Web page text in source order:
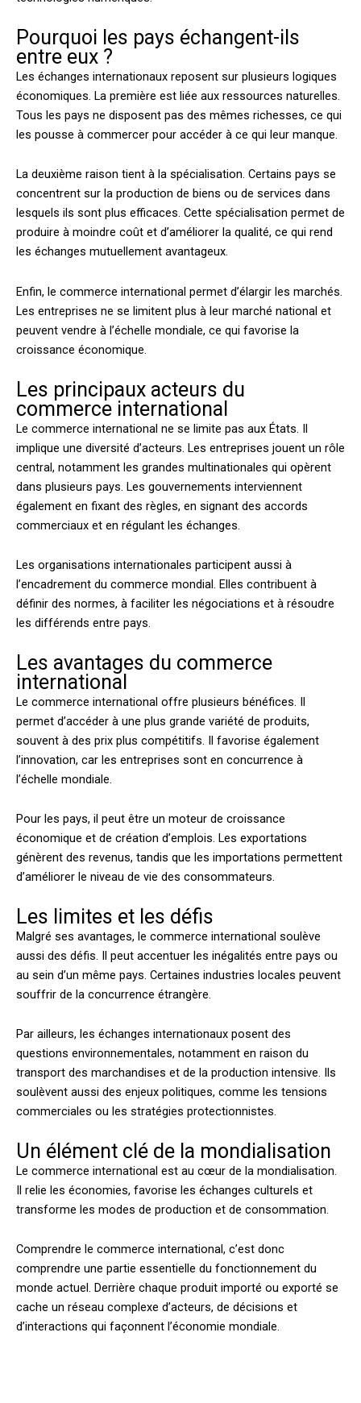
Pourquoi les pays échangent-ils
entre eux ?
Les échanges internationaux reposent sur plusieurs logiques
économiques. La première est liée aux ressources naturelles.
Tous les pays ne disposent pas des mêmes richesses, ce qui
les pousse à commercer pour accéder à ce qui leur manque.
La deuxième raison tient à la spécialisation. Certains pays se
concentrent sur la production de biens ou de services dans
lesquels ils sont plus efficaces. Cette spécialisation permet de
produire à moindre coût et d’améliorer la qualité, ce qui rend
les échanges mutuellement avantageux.
Enfin, le commerce international permet d’élargir les marchés.
Les entreprises ne se limitent plus à leur marché national et
peuvent vendre à l’échelle mondiale, ce qui favorise la
croissance économique.
Les principaux acteurs du
commerce international
Le commerce international ne se limite pas aux États. Il
implique une diversité d’acteurs. Les entreprises jouent un rôle
central, notamment les grandes multinationales qui opèrent
dans plusieurs pays. Les gouvernements interviennent
également en fixant des règles, en signant des accords
commerciaux et en régulant les échanges.
Les organisations internationales participent aussi à
l’encadrement du commerce mondial. Elles contribuent à
définir des normes, à faciliter les négociations et à résoudre
les différends entre pays.
Les avantages du commerce
international
Le commerce international offre plusieurs bénéfices. Il
permet d’accéder à une plus grande variété de produits,
souvent à des prix plus compétitifs. Il favorise également
l’innovation, car les entreprises sont en concurrence à
l’échelle mondiale.
Pour les pays, il peut être un moteur de croissance
économique et de création d’emplois. Les exportations
génèrent des revenus, tandis que les importations permettent
d’améliorer le niveau de vie des consommateurs.
Les limites et les défis
Malgré ses avantages, le commerce international soulève
aussi des défis. Il peut accentuer les inégalités entre pays ou
au sein d’un même pays. Certaines industries locales peuvent
souffrir de la concurrence étrangère.
Par ailleurs, les échanges internationaux posent des
questions environnementales, notamment en raison du
transport des marchandises et de la production intensive. Ils
soulèvent aussi des enjeux politiques, comme les tensions
commerciales ou les stratégies protectionnistes.
Un élément clé de la mondialisation
Le commerce international est au cœur de la mondialisation.
Il relie les économies, favorise les échanges culturels et
transforme les modes de production et de consommation.
Comprendre le commerce international, c’est donc
comprendre une partie essentielle du fonctionnement du
monde actuel. Derrière chaque produit importé ou exporté se
cache un réseau complexe d’acteurs, de décisions et
d’interactions qui façonnent l’économie mondiale.